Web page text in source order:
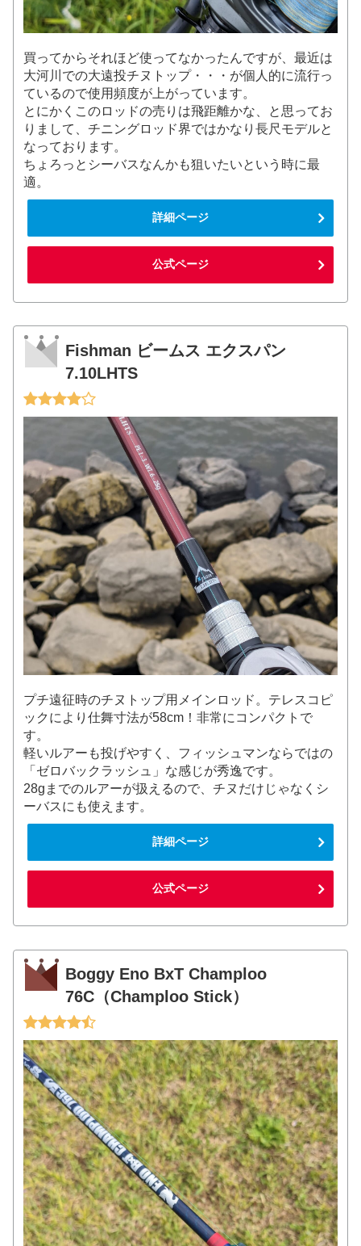
買ってからそれほど使ってなかったんですが、最近は
大河川での大遠投チヌトップ・・・が個人的に流行っ
ているので使用頻度が上がっています。
とにかくこのロッドの売りは飛距離かな、と思ってお
りまして、チニングロッド界ではかなり長尺モデルと
なっております。
ちょろっとシーバスなんかも狙いたいという時に最
適。
詳細ページ
公式ページ
Fishman ビームス エクスパン
7.10LHTS
プチ遠征時のチヌトップ用メインロッド。テレスコピ
ックにより仕舞寸法が58cm！非常にコンパクトで
す。
軽いルアーも投げやすく、フィッシュマンならではの
「ゼロバックラッシュ」な感じが秀逸です。
28gまでのルアーが扱えるので、チヌだけじゃなくシ
ーバスにも使えます。
詳細ページ
公式ページ
Boggy Eno BxT Champloo
76C（Champloo Stick）